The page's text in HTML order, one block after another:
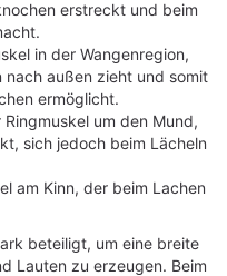
erstreckt und beim
in der Wangenregion,
nach außen zieht und somit
ermöglicht.
um den Mund,
sich jedoch beim Lächeln
am Kinn, der beim Lachen
beteiligt, um eine breite
Lauten zu erzeugen. Beim